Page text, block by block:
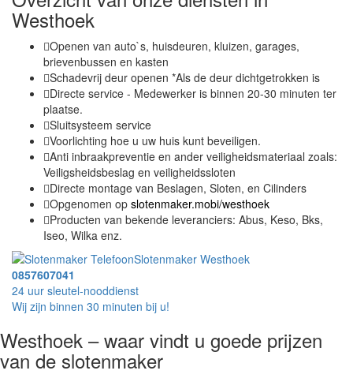
Westhoek
Openen van auto`s, huisdeuren, kluizen, garages,
brievenbussen en kasten
Schadevrij deur openen *Als de deur dichtgetrokken is
Directe service - Medewerker is binnen 20-30 minuten ter
plaatse.
Sluitsysteem service
Voorlichting hoe u uw huis kunt beveiligen.
Anti inbraakpreventie en ander veiligheidsmateriaal zoals:
Veiligsheidsbeslag en veiligheidssloten
Directe montage van Beslagen, Sloten, en Cilinders
Opgenomen op slotenmaker.mobi/westhoek
Producten van bekende leveranciers: Abus, Keso, Bks,
Iseo, Wilka enz.
Slotenmaker Westhoek
0857607041
24 uur sleutel-nooddienst
Wij zijn binnen 30 minuten bij u!
Westhoek – waar vindt u goede prijzen
van de slotenmaker